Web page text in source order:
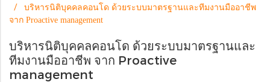
บริหารนิติบุคคลคอนโด ด้วยระบบมาตรฐานและทีมงานมืออาชีพ
จาก Proactive management
บริหารนิติบุคคลคอนโด ด้วยระบบมาตรฐานและ
ทีมงานมืออาชีพ จาก Proactive
management